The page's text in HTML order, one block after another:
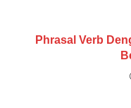
Phrasal Verb